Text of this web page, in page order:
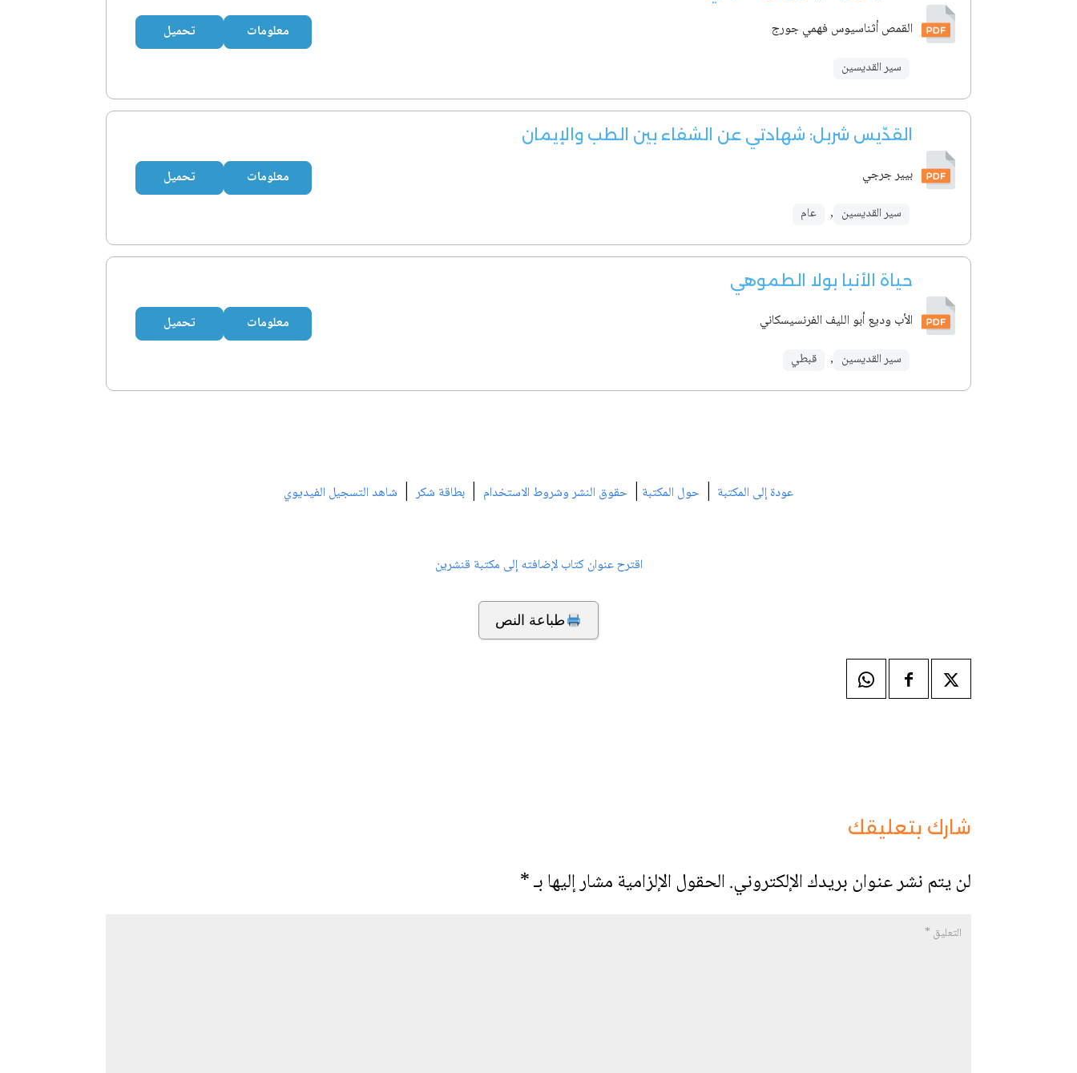
القمص أثناسيوس فهمي جورج
سير القديسين
معلومات تحميل
القدّيس شربل: شهادتي عن الشفاء بين الطب والإيمان
بيير جرجي
سير القديسين , عام
معلومات تحميل
حياة الأنبا بولا الطموهي
الأب وديع أبو الليف الفرنسيسكاني
سير القديسين , قبطي
معلومات تحميل
عودة إلى المكتبة | حول المكتبة | حقوق النشر وشروط الاستخدام | بطاقة شكر| شاهد التسجيل الفيديوي
اقترح عنوان كتاب لإضافته إلى مكتبة قنشرين
طباعة النص
شارك بتعليقك
لن يتم نشر عنوان بريدك الإلكتروني.الحقول الإلزامية مشار إليها بـ*